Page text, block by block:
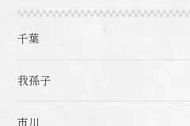
千葉
我孫子
市川